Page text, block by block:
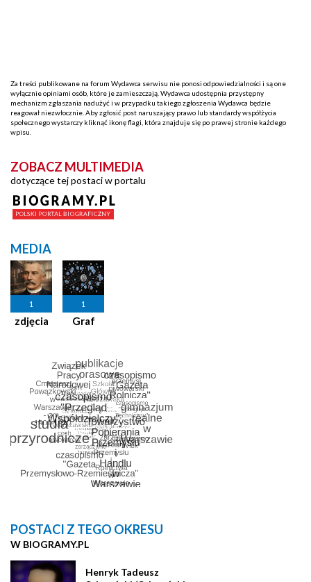
Za treści publikowane na forum Wydawca serwisu nie ponosi odpowiedzialności i są one
wyłącznie opiniami osób, które je zamieszczają. Wydawca udostępnia przystępny
mechanizm zgłaszania nadużyć i w przypadku takiego zgłoszenia Wydawca będzie
reagował niezwłocznie. Aby zgłosić post naruszający prawo lub standardy współżycia
społecznego wystarczy kliknąć ikonę flagi, która znajduje się po prawej stronie każdego
wpisu.
ZOBACZ MULTIMEDIA
dotyczące tej postaci w portalu
MEDIA
1
zdjęcia
1
Graf
POSTACI Z TEGO OKRESU
W BIOGRAMY.PL
Henryk Tadeusz